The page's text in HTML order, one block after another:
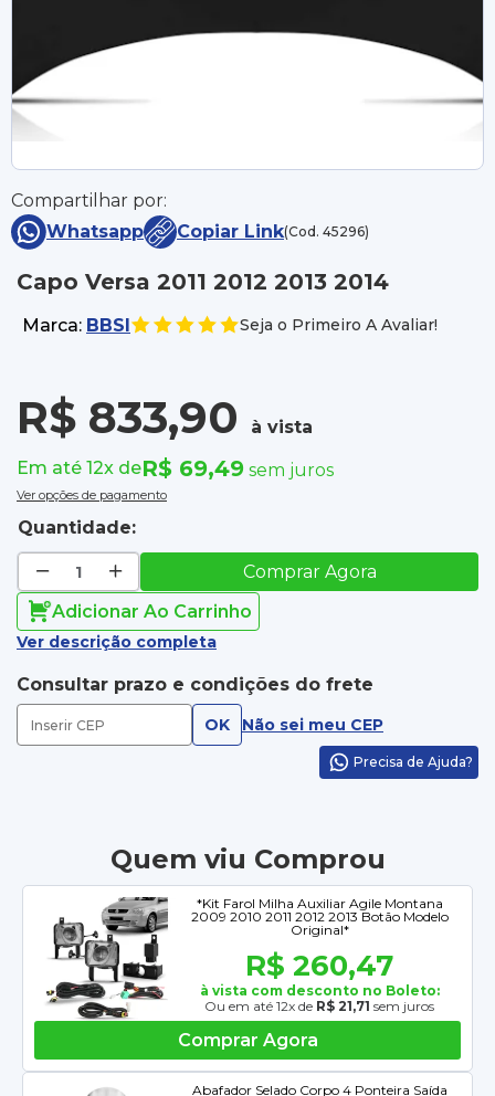
Compartilhar por:
Whatsapp
Copiar Link(Cod. 45296)
Capo Versa 2011 2012 2013 2014
Marca: BBSI Seja o Primeiro A Avaliar!
R$ 833,90
à vista
Em até 12x deR$ 69,49 sem juros
Ver opções de pagamento
Quantidade:
Comprar Agora
Adicionar Ao Carrinho
Ver descrição completa
Consultar prazo e condições do frete
OK Não sei meu CEP
Precisa de Ajuda?
Quem viu Comprou
*Kit Farol Milha Auxiliar Agile Montana
2009 2010 2011 2012 2013 Botão Modelo
Original*
R$ 260,47
à vista com desconto no Boleto:
Ou em até 12x de R$ 21,71 sem juros
Comprar Agora
Abafador Selado Corpo 4 Ponteira Saída